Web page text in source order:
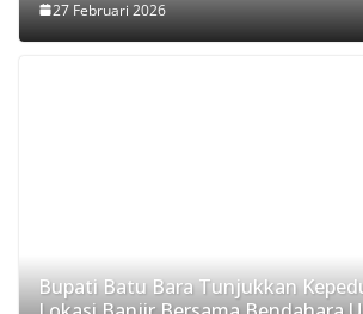
27 Februari 2026
Bupati Batu Bara Tunjukkan